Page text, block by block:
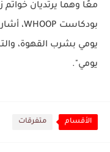
معًا وهما يرتديان
بودكاست WHOOP،
يومي بشرب القهوة،
يومي".
الأقسام متفرقات